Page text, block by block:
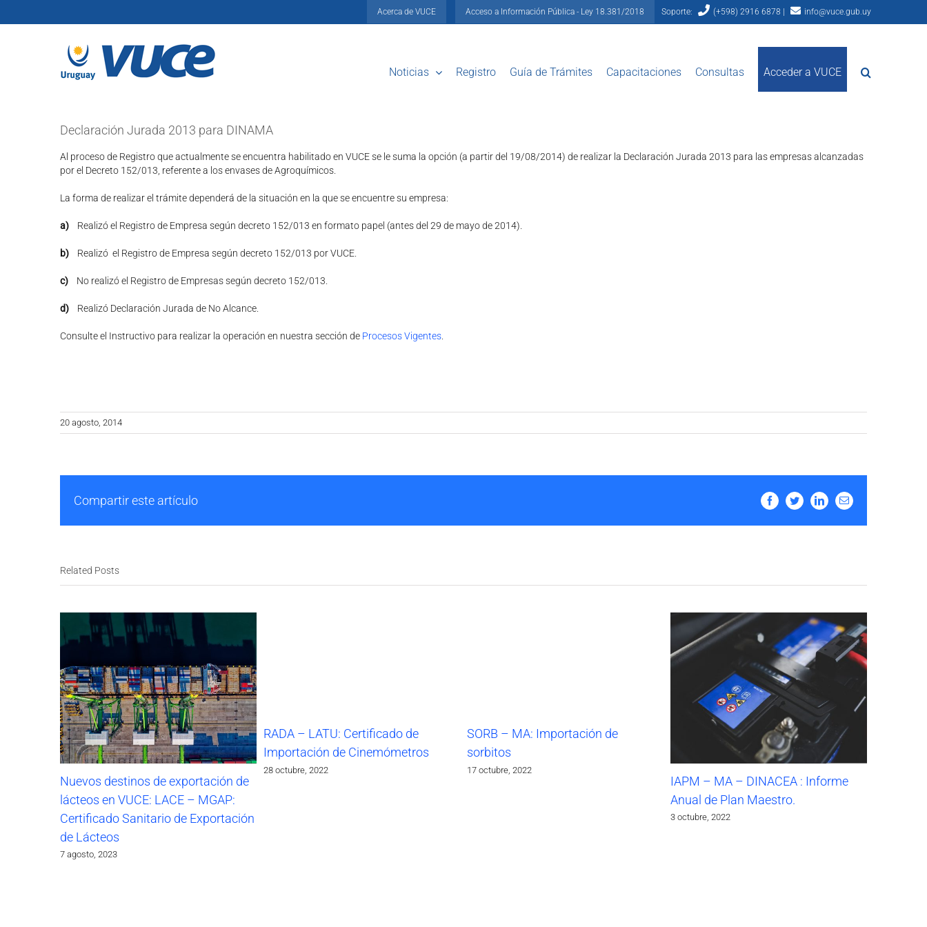
Acerca de VUCE Acceso a Información Pública - Ley 18.381/2018 Soporte: (+598) 2916 6878 | info@vuce.gub.uy
Noticias Registro Guía de Trámites Capacitaciones Consultas Acceder a VUCE
Declaración Jurada 2013 para DINAMA
Al proceso de Registro que actualmente se encuentra habilitado en VUCE se le suma la opción (a partir del 19/08/2014) de realizar la Declaración Jurada 2013 para las empresas alcanzadas
por el Decreto 152/013, referente a los envases de Agroquímicos.
La forma de realizar el trámite dependerá de la situación en la que se encuentre su empresa:
a) Realizó el Registro de Empresa según decreto 152/013 en formato papel (antes del 29 de mayo de 2014).
b) Realizó el Registro de Empresa según decreto 152/013 por VUCE.
c) No realizó el Registro de Empresas según decreto 152/013.
d) Realizó Declaración Jurada de No Alcance.
Consulte el Instructivo para realizar la operación en nuestra sección de Procesos Vigentes
20 agosto, 2014
Compartir este artículo FacebookTwitterLinkedInEmail
Related Posts
Nuevos destinos de exportación de
lácteos en VUCE: LACE – MGAP:
Certificado Sanitario de Exportación
de Lácteos
7 agosto, 2023
RADA – LATU: Certificado de
Importación de Cinemómetros
28 octubre, 2022
SORB – MA: Importación de
sorbitos
17 octubre, 2022
IAPM – MA – DINACEA : Informe
Anual de Plan Maestro.
3 octubre, 2022